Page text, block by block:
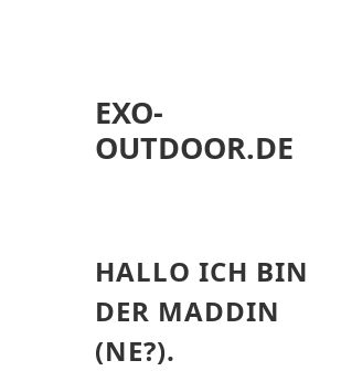
EXO-
OUTDOOR.DE
HALLO ICH BIN
DER MADDIN
(NE?).